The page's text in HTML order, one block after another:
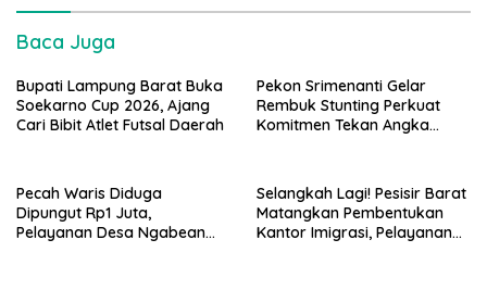
Baca Juga
Bupati Lampung Barat Buka
Soekarno Cup 2026, Ajang
Cari Bibit Atlet Futsal Daerah
Pekon Srimenanti Gelar
Rembuk Stunting Perkuat
Komitmen Tekan Angka
Pecah Waris Diduga
Dipungut Rp1 Juta,
Pelayanan Desa Ngabean
Selangkah Lagi! Pesisir Barat
Matangkan Pembentukan
Kantor Imigrasi, Pelayanan